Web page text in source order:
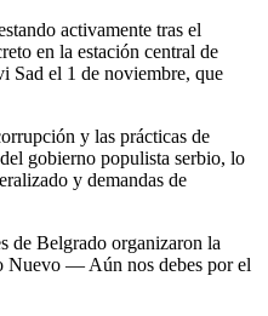
activamente tras el
en la estación central de
Sad el 1 de noviembre, que
y las prácticas de
gobierno populista serbio, lo
y demandas de
de Belgrado organizaron la
Nuevo — Aún nos debes por el